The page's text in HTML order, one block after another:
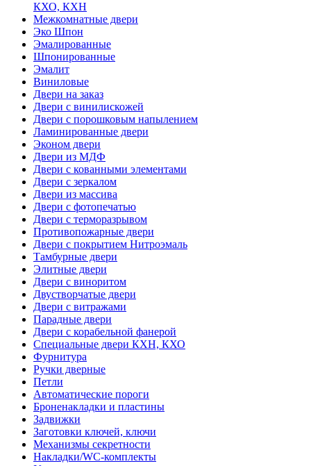
КХО, КХН
Межкомнатные двери
Эко Шпон
Эмалированные
Шпонированные
Эмалит
Виниловые
Двери на заказ
Двери с винилискожей
Двери с порошковым напылением
Ламинированные двери
Эконом двери
Двери из МДФ
Двери с кованными элементами
Двери с зеркалом
Двери из массива
Двери с фотопечатью
Двери с терморазрывом
Противопожарные двери
Двери с покрытием Нитроэмаль
Тамбурные двери
Элитные двери
Двери с виноритом
Двустворчатые двери
Двери с витражами
Парадные двери
Двери с корабельной фанерой
Специальные двери КХН, КХО
Фурнитура
Ручки дверные
Петли
Автоматические пороги
Броненакладки и пластины
Задвижки
Заготовки ключей, ключи
Механизмы секретности
Накладки/WC-комплекты